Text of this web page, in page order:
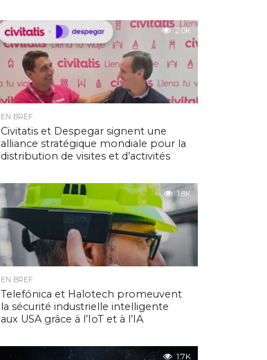
2.0K
EN BREF
Civitatis et Despegar signent une
alliance stratégique mondiale pour la
distribution de visites et d’activités
1.8K
EN BREF
Telefónica et Halotech promeuvent
la sécurité industrielle intelligente
aux USA grâce à l’IoT et à l’IA
1.7K